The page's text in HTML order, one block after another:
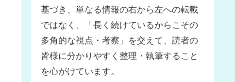
基づき、単なる情報の右から左への転載
ではなく、「長く続けているからこその
多角的な視点・考察」を交えて、読者の
皆様に分かりやすく整理・執筆すること
を心がけています。